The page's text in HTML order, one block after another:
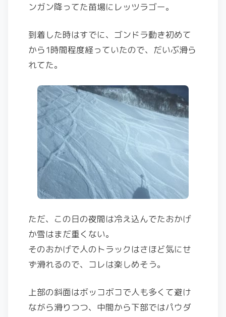
ンガン降ってた苗場にレッツラゴー。
到着した時はすでに、ゴンドラ動き初めて
から1時間程度経っていたので、だいぶ滑ら
れてた。
ただ、この日の夜間は冷え込んでたおかげ
か雪はまだ重くない。
そのおかげで人のトラックはさほど気にせ
ず滑れるので、コレは楽しめそう。
上部の斜面はボッコボコで人も多くて避け
ながら滑りつつ、中間から下部ではパウダ